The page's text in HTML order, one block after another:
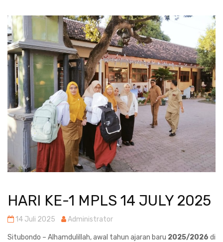
HARI KE-1 MPLS 14 JULY 2025
14 Juli 2025 Administrator
Situbondo – Alhamdulillah, awal tahun ajaran baru 2025/2026 di